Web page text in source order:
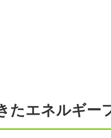
たエネルギー